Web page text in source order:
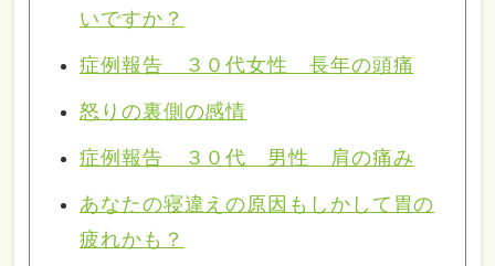
いですか？
症例報告 ３０代女性 長年の頭痛
怒りの裏側の感情
症例報告 ３０代 男性 肩の痛み
あなたの寝違えの原因もしかして胃の
疲れかも？